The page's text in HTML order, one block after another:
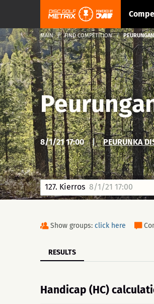
MAIN FIND COMPETITION
8/1/21 17:00 | PEURUNKA
127. Kierros 8/1/21 17:00
Show groups: click here
RESULTS
Handicap (HC)